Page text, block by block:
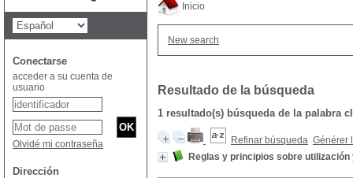
Inicio
New search
Resultado de la búsqueda
1 resultado(s) búsqueda de la palabra
Refinar búsqueda Générer
Reglas y principios sobre
Conectarse
acceder a su cuenta de
usuario
Olvidé mi contraseña
Dirección